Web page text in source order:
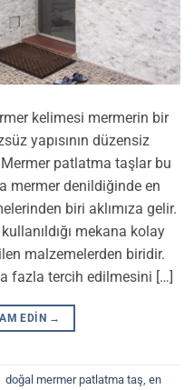
kelimesi mermerin bir
yapısının düzensiz
patlatma taşlar bu
mermer denildiğinde en
biri aklımıza gelir.
mekana kolay
malzemelerden biridir.
fazla tercih edilmesini […]
EDIN →
doğal mermer patlatma taş, en